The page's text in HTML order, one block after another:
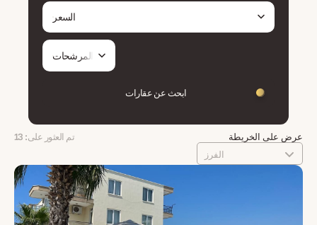
السعر
المرشحات
ابحث عن عقارات
تم العثور على: 13
عرض على الخريطة
الفرز